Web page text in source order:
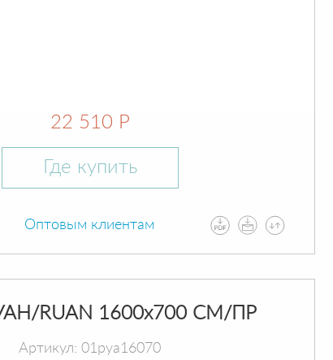
22 510 Р
Где купить
Оптовым клиентам
RUAN 1600х700 СМ/ПР
Артикул: 01руа16070